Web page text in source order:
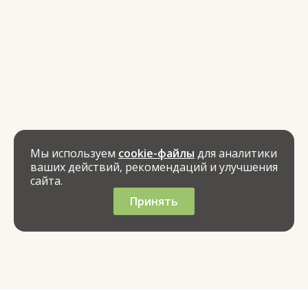
Мы используем cookie-файлы для аналитики
ваших действий, рекомендаций и улучшения
сайта.
Принять